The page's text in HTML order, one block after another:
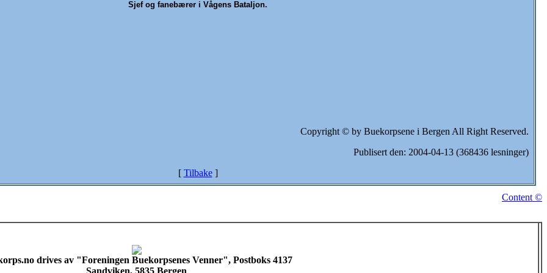
Sjef og fanebærer i Vågens Bataljon.
Copyright © by Buekorpsene i Bergen All Right Reserved.
Publisert den: 2004-04-13 (368436 lesninger)
[ Tilbake]
Content ©
drives av "Foreningen Buekorpsenes Venner", Postboks 4137
Sandviken, 5835 Bergen